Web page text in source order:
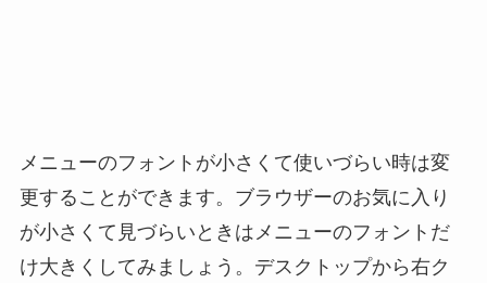
メニューのフォントが小さくて使いづらい時は変
更することができます。ブラウザーのお気に入り
が小さくて見づらいときはメニューのフォントだ
け大きくしてみましょう。デスクトップから右ク